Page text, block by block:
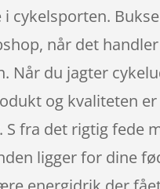
i cykelsporten.
når det
Når du jagter
og kvaliteten
S fra det rigtig fede
ligger for dine